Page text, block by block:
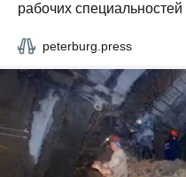
рабочих
peterburg.press